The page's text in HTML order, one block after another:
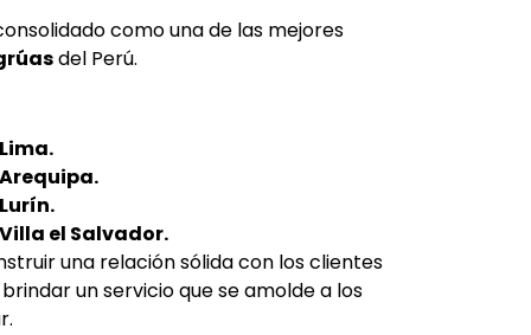
como una de las mejores
del Perú.
el Salvador.
una relación sólida con los clientes
un servicio que se amolde a los